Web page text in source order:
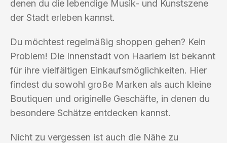
denen du die lebendige Musik- und Kunstszene
der Stadt erleben kannst.
Du möchtest regelmäßig shoppen gehen? Kein
Problem! Die Innenstadt von Haarlem ist bekannt
für ihre vielfältigen Einkaufsmöglichkeiten. Hier
findest du sowohl große Marken als auch kleine
Boutiquen und originelle Geschäfte, in denen du
besondere Schätze entdecken kannst.
Nicht zu vergessen ist auch die Nähe zu